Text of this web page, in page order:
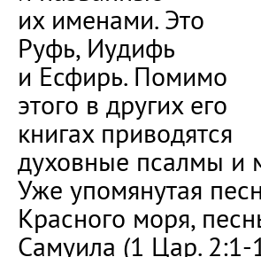
их именами. Это
Руфь, Иудифь
и Есфирь. Помимо
этого в других его
книгах приводятся
духовные псалмы и
Уже упомянутая
Красного моря,
Самуила (1 Цар.